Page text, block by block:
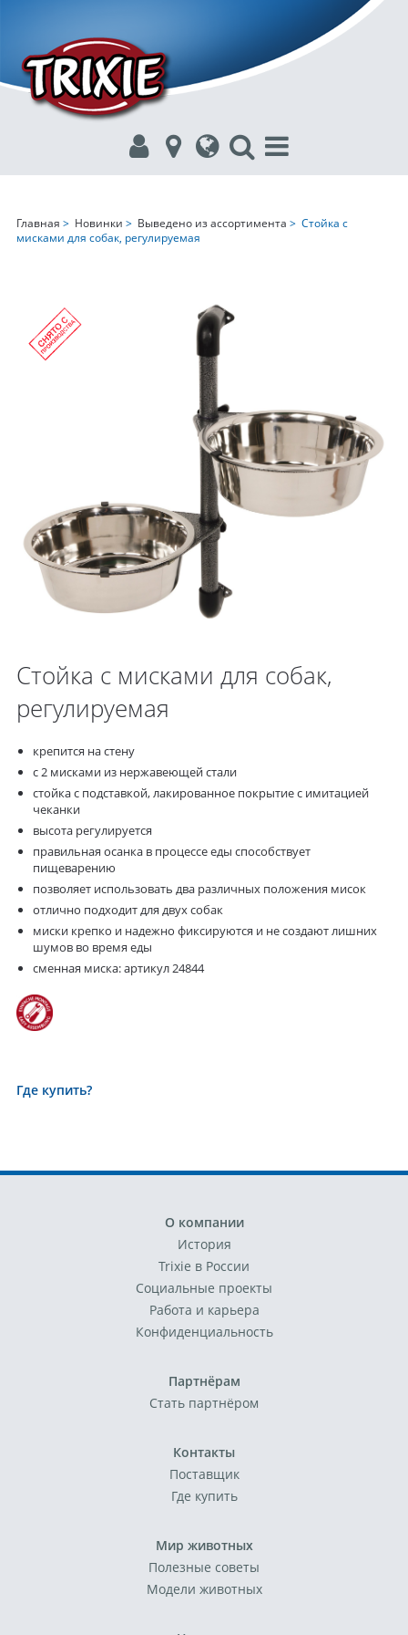
Главная > Новинки > Выведено из ассортимента > Стойка с
мисками для собак, регулируемая
Стойка с мисками для собак,
регулируемая
крепится на стену
с 2 мисками из нержавеющей стали
стойка с подставкой, лакированное покрытие с имитацией
чеканки
высота регулируется
правильная осанка в процессе еды способствует
пищеварению
позволяет использовать два различных положения мисок
отлично подходит для двух собак
миски крепко и надежно фиксируются и не создают лишних
шумов во время еды
сменная миска: артикул 24844
Где купить?
О компании
История
Trixie в России
Социальные проекты
Работа и карьера
Конфиденциальность
Партнёрам
Стать партнёром
Контакты
Поставщик
Где купить
Мир животных
Полезные советы
Модели животных